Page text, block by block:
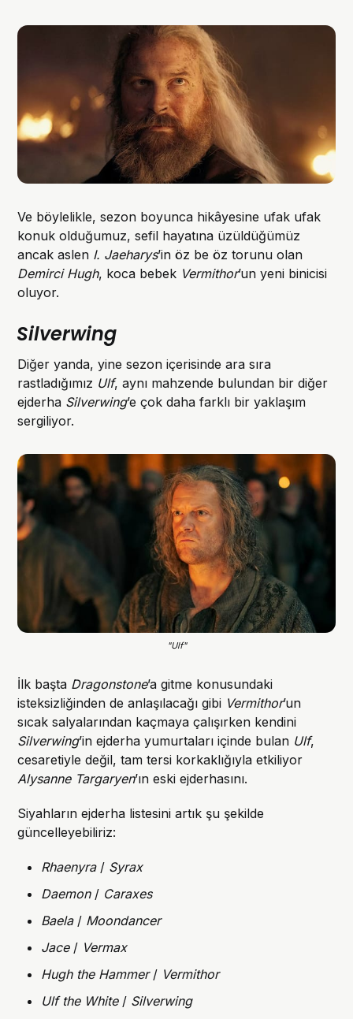
Ve böylelikle, sezon boyunca hikâyesine ufak ufak
konuk olduğumuz, sefil hayatına üzüldüğümüz
ancak aslen I. Jaeharys’in öz be öz torunu olan
Demirci Hugh, koca bebek Vermithor’un yeni binicisi
oluyor.
Silverwing
Diğer yanda, yine sezon içerisinde ara sıra
rastladığımız Ulf, aynı mahzende bulundan bir diğer
ejderha Silverwing’e çok daha farklı bir yaklaşım
sergiliyor.
"Ulf"
İlk başta Dragonstone’a gitme konusundaki
isteksizliğinden de anlaşılacağı gibi Vermithor’un
sıcak salyalarından kaçmaya çalışırken kendini
Silverwing’in ejderha yumurtaları içinde bulan Ulf,
cesaretiyle değil, tam tersi korkaklığıyla etkiliyor
Alysanne Targaryen’ın eski ejderhasını.
Siyahların ejderha listesini artık şu şekilde
güncelleyebiliriz:
Rhaenyra/ Syrax
Daemon/ Caraxes
Baela/ Moondancer
Jace/ Vermax
Hugh the Hammer/ Vermithor
Ulf the White/ Silverwing